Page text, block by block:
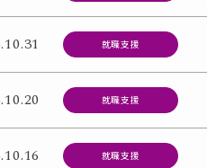
就職支援
就職支援
就職支援